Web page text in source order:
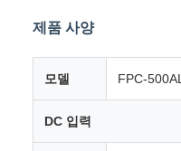
제품 사양
모델 FPC-500AL
DC 입력